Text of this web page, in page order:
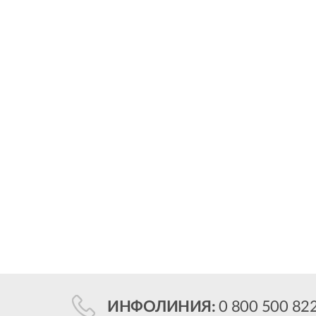
ИНФОЛИНИЯ: 0 800 500